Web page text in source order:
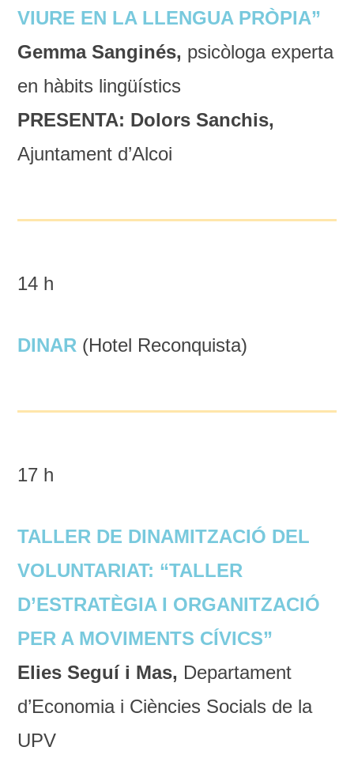
VIURE EN LA LLENGUA PRÒPIA”
Gemma Sanginés, psicòloga experta
en hàbits lingüístics
PRESENTA: Dolors Sanchis,
Ajuntament d’Alcoi
14 h
DINAR (Hotel Reconquista)
17 h
TALLER DE DINAMITZACIÓ DEL
VOLUNTARIAT: “TALLER
D’ESTRATÈGIA I ORGANITZACIÓ
PER A MOVIMENTS CÍVICS”
Elies Seguí i Mas, Departament
d’Economia i Ciències Socials de la
UPV